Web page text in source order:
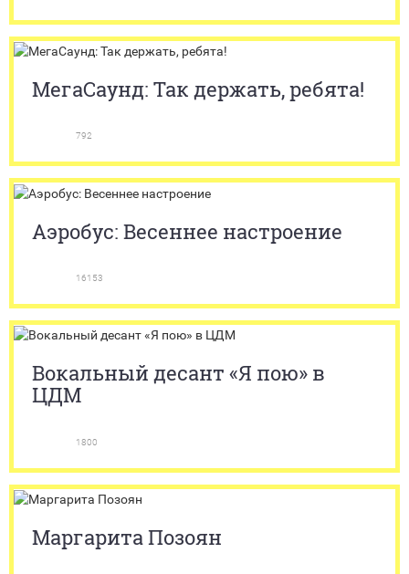
МегаСаунд: Так держать, ребята!
792
Аэробус: Весеннее настроение
16153
Вокальный десант «Я пою» в
ЦДМ
1800
Маргарита Позоян